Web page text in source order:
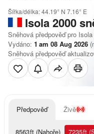
Šířka/délka:44.19° N 7.16° E
Isola 2000
Sněhová předpověď pro
Vydáno: 1 am 08 Aug 2026
Sněhová předpověď
Předpověď Živě
8563ft (Nahoře) 7235ft